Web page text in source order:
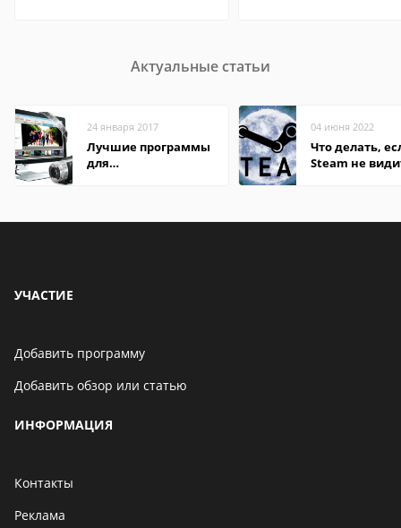
Актуальные статьи
24 января 2017
Лучшие программы
для
04 июня 2022
Что делать,
Steam не
УЧАСТИЕ
Добавить программу
Добавить обзор или статью
ИНФОРМАЦИЯ
Контакты
Реклама